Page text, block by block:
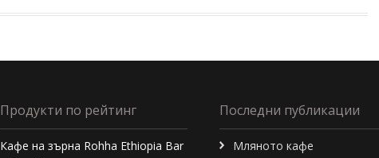
Продукти по рейтинг
Кафе на зърна Rohha Ethiopia Bar
Последни публикации
Мляното кафе